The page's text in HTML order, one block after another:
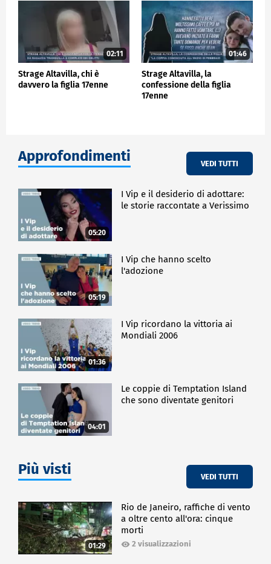
02:11
Strage Altavilla, chi è
davvero la figlia 17enne
01:46
Strage Altavilla, la
confessione della figlia
17enne
Approfondimenti VEDI TUTTI
05:20
I Vip e il desiderio di adottare:
le storie raccontate a Verissimo
05:19
I Vip che hanno scelto
l'adozione
01:36
I Vip ricordano la vittoria ai
Mondiali 2006
04:01
Le coppie di Temptation Island
che sono diventate genitori
Più visti VEDI TUTTI
01:29
Rio de Janeiro, raffiche di vento
a oltre cento all'ora: cinque
morti
2 visualizzazioni